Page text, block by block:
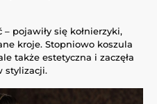
pojawiły się kołnierzyki,
kroje. Stopniowo koszula
także estetyczna i zaczęła
stylizacji.